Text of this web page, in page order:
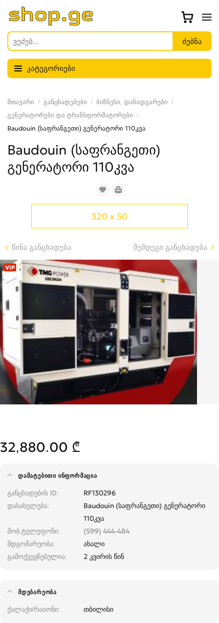
კატეგორიები
მთავარი განცხადებები
ბიზნესი, დანადგარები
გენერატორები და ტრანსფორმატორები
Baudouin (საფრანგეთი) გენერატორი 110კვა
Baudouin (საფრანგეთი)
გენერატორი 110კვა
320 x 50
წინა განცხადება შემდეგი განცხადება
VIP
32,880.00 ₾
ᲓᲐᲛᲐᲢᲔᲑᲘᲗᲘ ᲘᲜᲤᲝᲠᲛᲐᲪᲘᲐ
განცხადების ID
RF130296
დასახელება
Baudouin (საფრანგეთი) გენერატორი
110კვა
მობ.ტელეფონი
(599) 444-484
მდგომარეობა
ახალი
გამოქვეყნებულია
2 კვირის წინ
ᲛᲓᲔᲑᲐᲠᲔᲝᲑᲐ
ქალაქი/რაიონი თბილისი